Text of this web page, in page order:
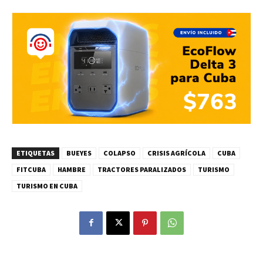
ETIQUETAS BUEYES COLAPSO CRISIS AGRÍCOLA
CUBA
FITCUBA
HAMBRE TRACTORES PARALIZADOS
TURISMO
TURISMO EN CUBA